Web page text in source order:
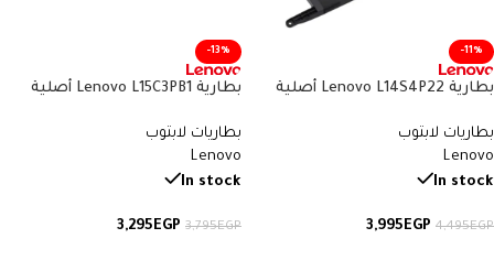
-11%
بطارية Lenovo L14S4P22 أصلية
سعة 46.5 واط/ساعة
بطاريات لابتوب
Lenovo
In stock
4,495EGP
3,995EGP
-13%
بطارية Lenovo L15C3PB1 أصلية
52.5 واط/ساعة
بطاريات لابتوب
Lenovo
In stock
3,795EGP
3,295EGP